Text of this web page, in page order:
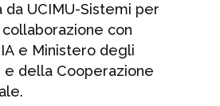
da UCIMU-Sistemi per
con
e Ministero degli
e della Cooperazione